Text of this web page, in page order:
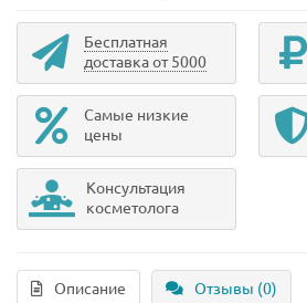
Бесплатная
доставка от 5000
Самые низкие
цены
Консультация
косметолога
Описание Отзывы (0)